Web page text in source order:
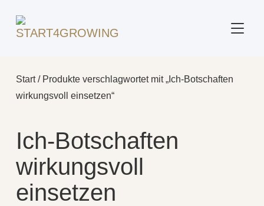
Start/ Produkte verschlagwortet mit „Ich-Botschaften
wirkungsvoll einsetzen“
Ich-Botschaften
wirkungsvoll
einsetzen